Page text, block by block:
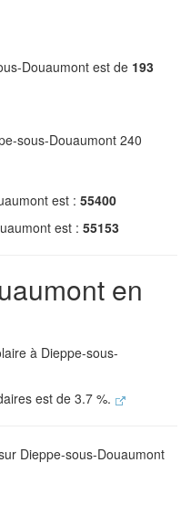
Douaumont est de 193
sous-Douaumont 240
est : 55400
est : 55153
en
à Dieppe-sous-
est de 3.7 %.
Dieppe-sous-Douaumont